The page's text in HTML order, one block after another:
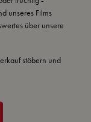
unseres Films
über unsere
stöbern und
Wert